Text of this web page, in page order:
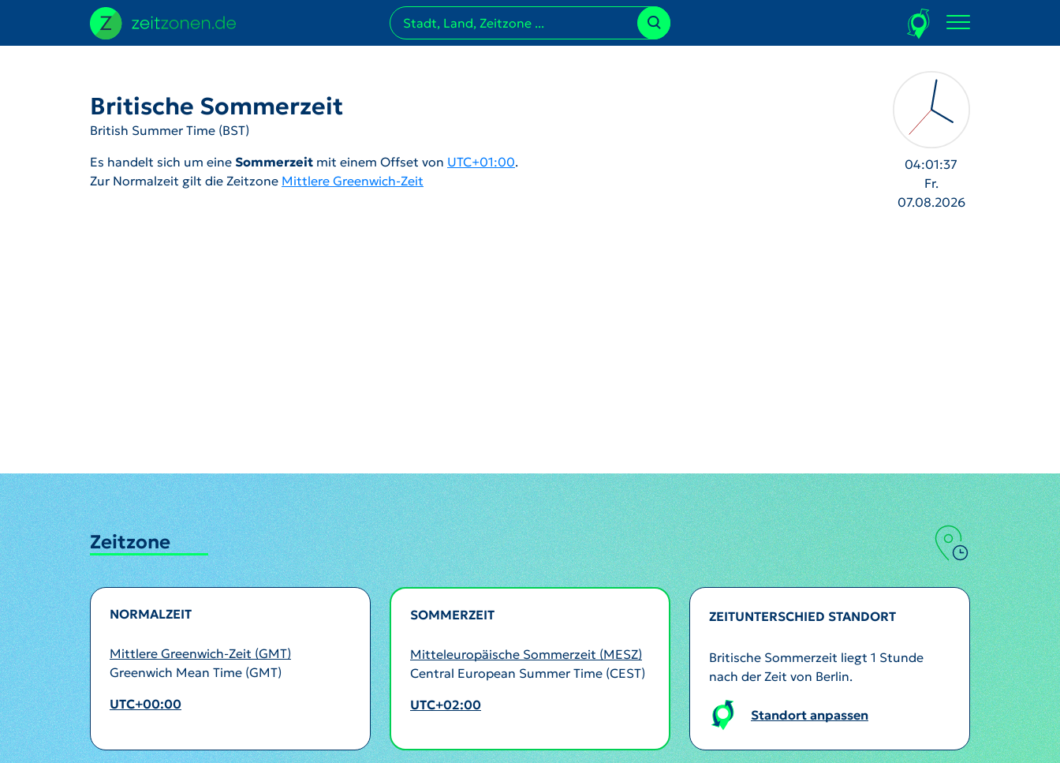
Britische Sommerzeit
British Summer Time (BST)
Es handelt sich um eine Sommerzeit mit einem Offset von UTC+01:00.
Zur Normalzeit gilt die Zeitzone Mittlere Greenwich-Zeit
04:01:39
Fr.
07.08.2026
Zeitzone
NORMALZEIT
Mittlere Greenwich-Zeit (GMT)
Greenwich Mean Time (GMT)
UTC+00:00
SOMMERZEIT
Mitteleuropäische Sommerzeit (MESZ)
Central European Summer Time (CEST)
UTC+02:00
ZEITUNTERSCHIED STANDORT
Britische Sommerzeit liegt 1 Stunde
nach der Zeit von Berlin.
Standort anpassen